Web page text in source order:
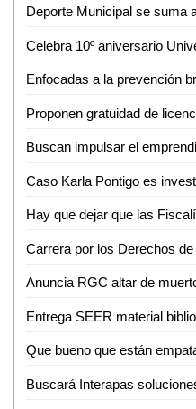
Buscan impulsar el
Carrera por los Derechos